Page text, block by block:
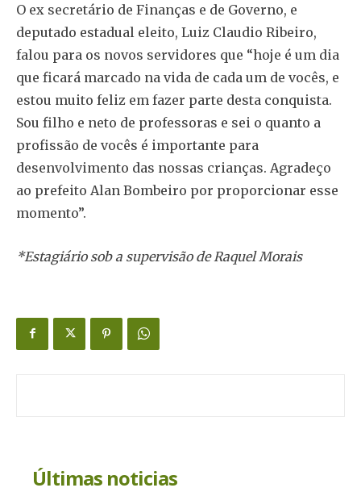
O ex secretário de Finanças e de Governo, e
deputado estadual eleito, Luiz Claudio Ribeiro,
falou para os novos servidores que “hoje é um dia
que ficará marcado na vida de cada um de vocês, e
estou muito feliz em fazer parte desta conquista.
Sou filho e neto de professoras e sei o quanto a
profissão de vocês é importante para
desenvolvimento das nossas crianças. Agradeço
ao prefeito Alan Bombeiro por proporcionar esse
momento”.
*Estagiário sob a supervisão de Raquel Morais
Últimas noticias